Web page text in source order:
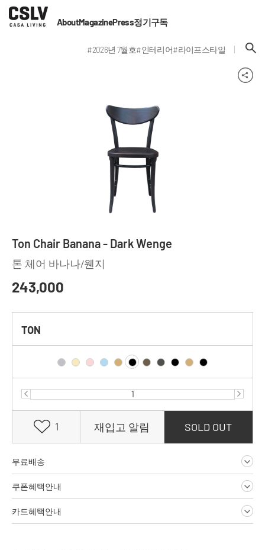
AboutMagazinePress정기구독
#2026년 7월호#인테리어#라이프스타일
Ton Chair Banana - Dark Wenge
톤 체어 바나나/웬지
243,000
TON
1 재입고 알림 SOLD OUT
무료배송
쿠폰혜택안내
카드혜택안내